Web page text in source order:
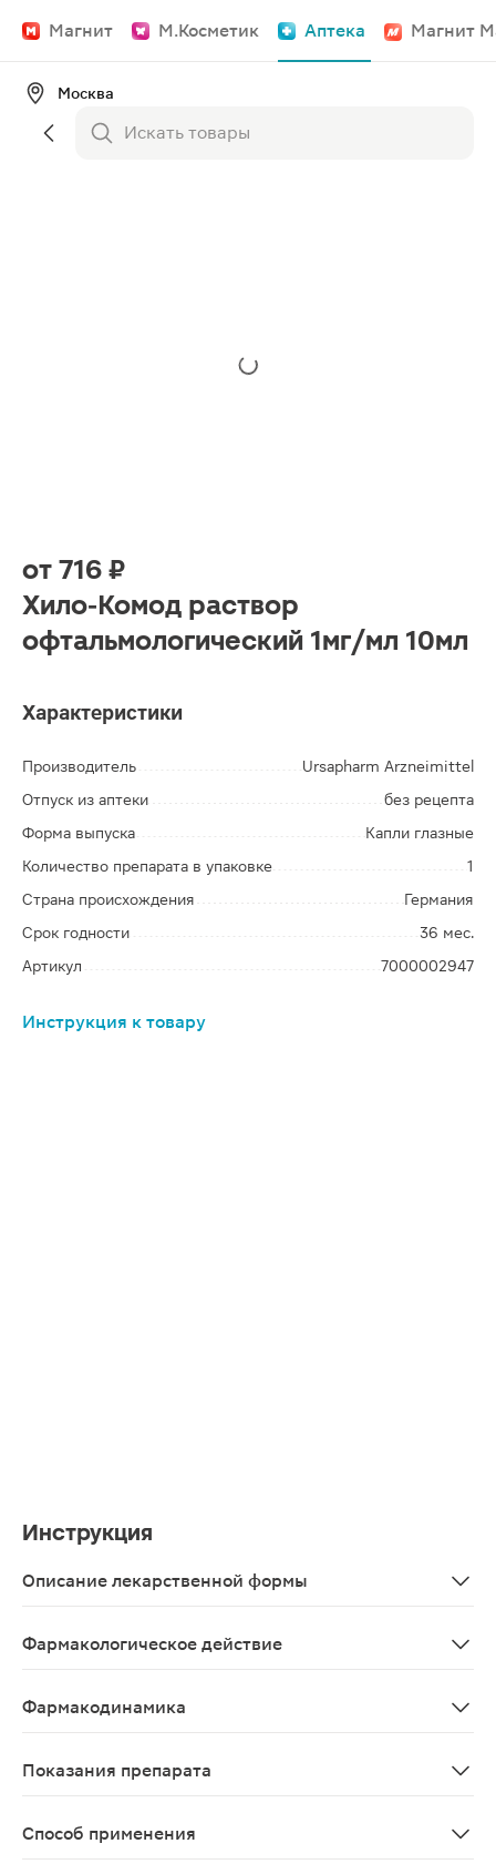
Магнит М.Косметик Аптека Магнит
Москва
от 716 ₽
Хило-Комод раствор
офтальмологический 1мг/мл 10мл
Характеристики
Производитель
Ursapharm Arzneimittel
Отпуск из аптеки
без рецепта
Форма выпуска
Капли глазные
Количество препарата в упаковке
1
Страна происхождения
Германия
Срок годности
36 мес.
Артикул
7000002947
Инструкция к товару
Инструкция
Описание лекарственной формы
Фармакологическое действие
Фармакодинамика
Показания препарата
Способ применения